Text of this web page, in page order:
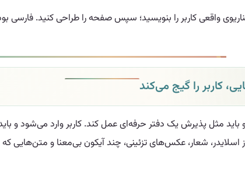
واقعی کاربر را بنویسید؛ سپس صفحه را طراحی کنید.
کاربر را گیج می‌کند
مثل پذیرش یک دفتر حرفه‌ای عمل کند. کاربر وارد می‌شود و
شعار، عکس‌های تزئینی، چند آیکون بی‌معنا و متن‌هایی